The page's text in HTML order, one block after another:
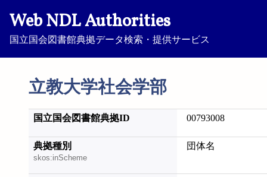
Web NDL Authorities
国立国会図書館典拠データ検索・提供サービス
立教大学社会学部
国立国会図書館典拠ID 00793008
典拠種別
skos:inScheme
団体名